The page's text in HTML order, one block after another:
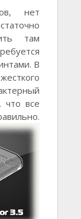
нет
там
В
что все